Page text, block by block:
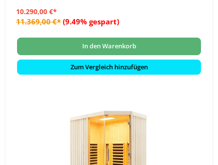
10.290,00 €*
11.369,00 €* (9.49% gespart)
In den Warenkorb
Zum Vergleich hinzufügen